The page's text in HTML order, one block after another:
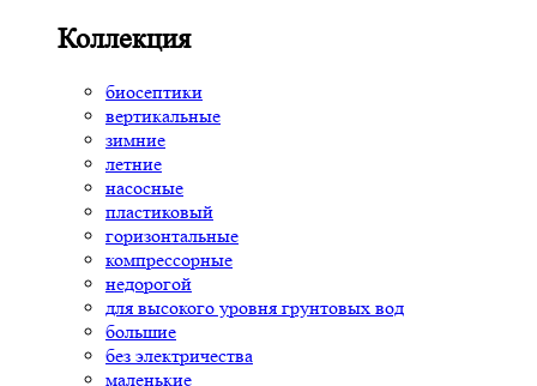
Коллекция
биосептики
вертикальные
зимние
летние
насосные
пластиковый
горизонтальные
компрессорные
недорогой
для высокого уровня грунтовых вод
большие
без электричества
маленькие